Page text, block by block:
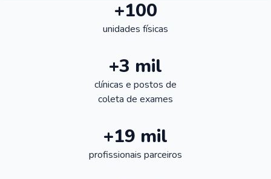
+100
unidades físicas
+3 mil
clínicas e postos de
coleta de exames
+19 mil
profissionais parceiros